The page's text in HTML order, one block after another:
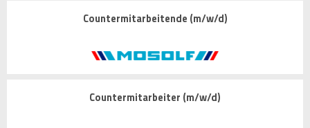
Countermitarbeitende (m/w/d)
Countermitarbeiter (m/w/d)